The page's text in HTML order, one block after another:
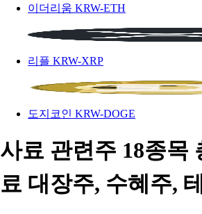
이더리움 KRW-ETH
리플 KRW-XRP
도지코인 KRW-DOGE
사료 관련주 18종목
료 대장주, 수혜주,